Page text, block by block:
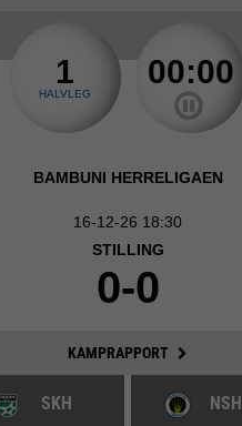
1
HALVLEG
00:00
BAMBUNI HERRELIGAEN
16-12-26 18:30
STILLING
0-0
KAMPRAPPORT
SKH NSH